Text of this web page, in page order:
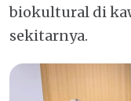
biokultural di
sekitarnya.